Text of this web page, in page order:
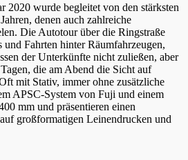
2020 wurde begleitet von den stärksten
denen auch zahlreiche
Die Autotour über die Ringstraße
Fahrten hinter Räumfahrzeugen,
der Unterkünfte nicht zuließen, aber
die am Abend die Sicht auf
mit Stativ, immer ohne zusätzliche
APSC-System von Fuji und einem
mm und präsentieren einen
großformatigen Leinendrucken und